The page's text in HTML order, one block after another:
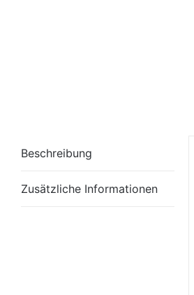
Beschreibung
Zusätzliche Informationen